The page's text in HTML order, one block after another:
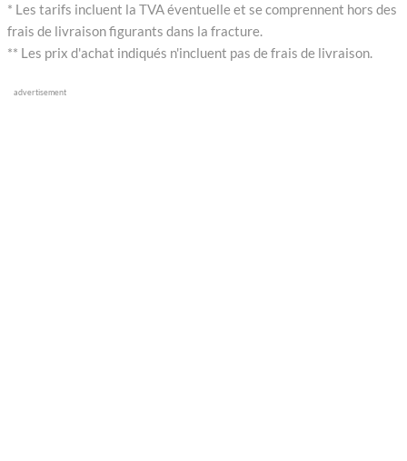
* Les tarifs incluent la TVA éventuelle et se comprennent hors des
frais de livraison figurants dans la fracture.
** Les prix d'achat indiqués n'incluent pas de frais de livraison.
advertisement